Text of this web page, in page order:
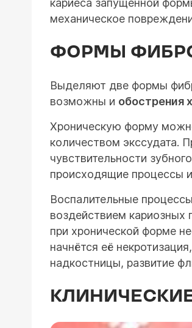
кариеса запущенной
механическое
ФОРМЫ
Выделяют две формы
возможны и обострения
Хроническую форму
количеством экссудата.
чувствительности
происходящие процессы
Воспалительные
воздействием кариозных
при хронической форме
начнётся её
надкостницы, развитие